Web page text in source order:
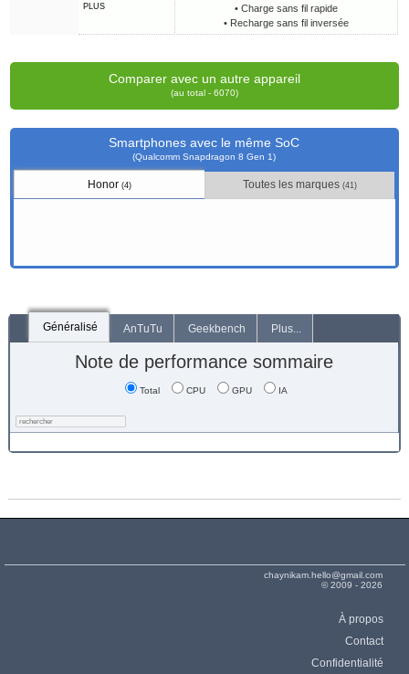
PLUS
• Charge sans fil rapide
• Recharge sans fil inversée
Comparer avec un autre appareil
(au total - 6070)
Smartphones avec le même SoC
(Qualcomm Snapdragon 8 Gen 1)
Honor(4) Toutes les marques(41)
Généralisé AnTuTu Geekbench Plus...
Note de performance sommaire
Total CPU GPU IA
chaynikam.hello@gmail.com
© 2009 - 2026
À propos
Contact
Confidentialité